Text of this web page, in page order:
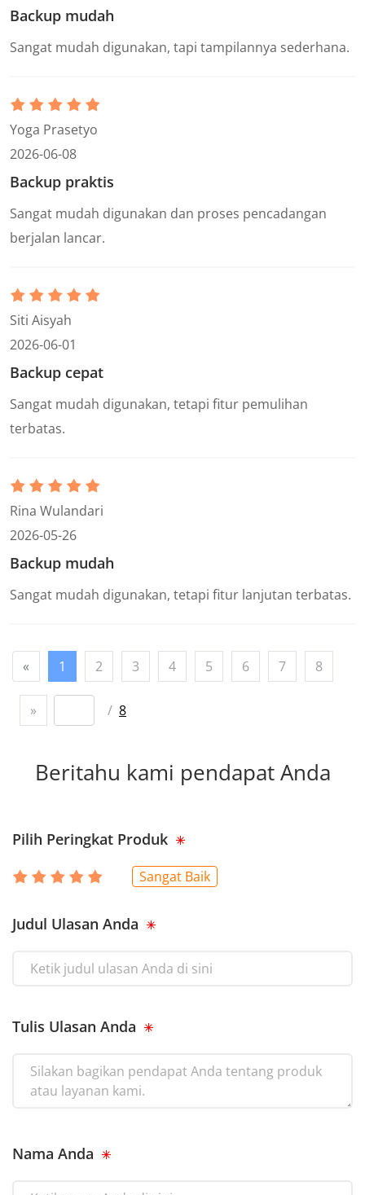
Backup mudah
Sangat mudah digunakan, tapi tampilannya sederhana.
Yoga Prasetyo
2026-06-08
Backup praktis
Sangat mudah digunakan dan proses pencadangan
berjalan lancar.
Siti Aisyah
2026-06-01
Backup cepat
Sangat mudah digunakan, tetapi fitur pemulihan
terbatas.
Rina Wulandari
2026-05-26
Backup mudah
Sangat mudah digunakan, tetapi fitur lanjutan terbatas.
« 1 2 3 4 5 6 7 8
» / 8
Beritahu kami pendapat Anda
Pilih Peringkat Produk
Sangat Baik
Judul Ulasan Anda
Tulis Ulasan Anda
Nama Anda